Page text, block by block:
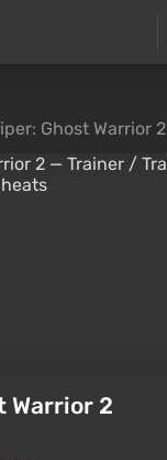
Ghost Warrior 2
Warrior 2